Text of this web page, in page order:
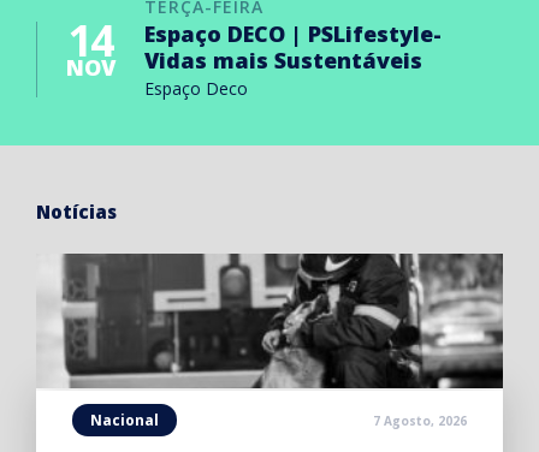
TERÇA-FEIRA
14
NOV
Espaço DECO | PSLifestyle-
Vidas mais Sustentáveis
Espaço Deco
Notícias
Nacional 7 Agosto, 2026